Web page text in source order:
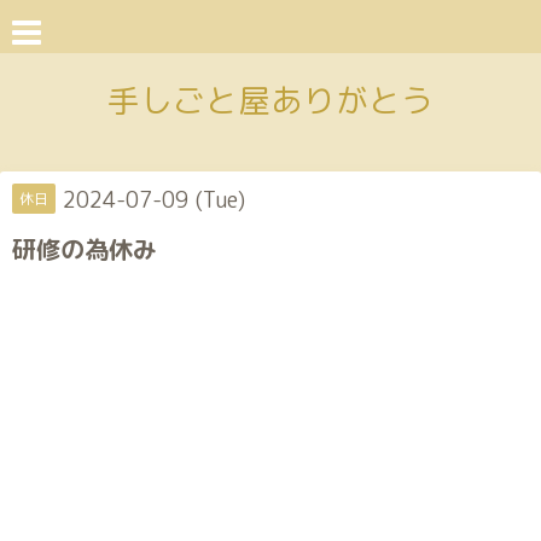
手しごと屋ありがとう
休日 2024-07-09 (Tue)
研修の為休み